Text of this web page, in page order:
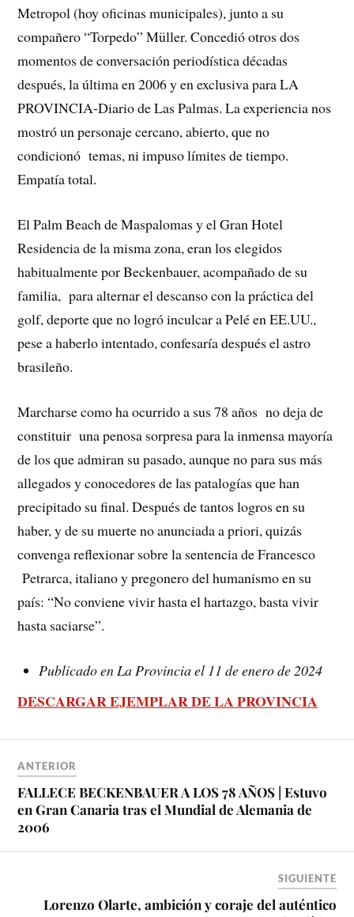
Metropol (hoy oficinas municipales), junto a su
compañero “Torpedo” Müller. Concedió otros dos
momentos de conversación periodística décadas
después, la última en 2006 y en exclusiva para LA
PROVINCIA-Diario de Las Palmas. La experiencia nos
mostró un personaje cercano, abierto, que no
condicionó temas, ni impuso límites de tiempo.
Empatía total.
El Palm Beach de Maspalomas y el Gran Hotel
Residencia de la misma zona, eran los elegidos
habitualmente por Beckenbauer, acompañado de su
familia, para alternar el descanso con la práctica del
golf, deporte que no logró inculcar a Pelé en EE.UU.,
pese a haberlo intentado, confesaría después el astro
brasileño.
Marcharse como ha ocurrido a sus 78 años no deja de
constituir una penosa sorpresa para la inmensa mayoría
de los que admiran su pasado, aunque no para sus más
allegados y conocedores de las patalogías que han
precipitado su final. Después de tantos logros en su
haber, y de su muerte no anunciada a priori, quizás
convenga reflexionar sobre la sentencia de Francesco
Petrarca, italiano y pregonero del humanismo en su
país: “No conviene vivir hasta el hartazgo, basta vivir
hasta saciarse”.
Publicado en La Provincia el 11 de enero de 2024
DESCARGAR EJEMPLAR DE LA PROVINCIA
ANTERIOR
FALLECE BECKENBAUER A LOS 78 AÑOS | Estuvo
en Gran Canaria tras el Mundial de Alemania de
2006
SIGUIENTE
Lorenzo Olarte, ambición y coraje del auténtico